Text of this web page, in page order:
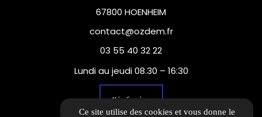
67800 HOENHEIM
contact@ozdem.fr
03 55 40 32 22
Lundi au jeudi 08.30 – 16:30
Itinéraire
Ce site utilise des cookies et vous donne le